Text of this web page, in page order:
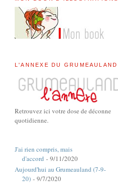
L'ANNEXE DU GRUMEAULAND
Retrouvez ici votre dose de déconne
quotidienne.
J'ai rien compris, mais
d'accord - 9/11/2020
Aujourd'hui au Grumeauland (7-9-
20) - 9/7/2020